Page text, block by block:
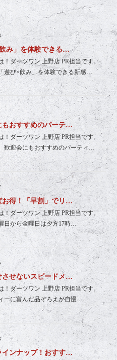
み」を体験できる…
！ダーツワン 上野店 PR担当です。
遊び×飲み」を体験できる新感…
もおすすめのパーテ…
！ダーツワン 上野店 PR担当です。
歓迎会にもおすすめのパーティ…
お得！「早割」でリ…
！ダーツワン 上野店 PR担当です。
日から金曜日は夕方17時…
させないスピードメ…
！ダーツワン 上野店 PR担当です。
ーに富んだ品ぞろえが自慢…
インナップ！おすす…